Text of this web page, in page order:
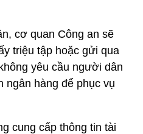
cơ quan Công an sẽ
triệu tập hoặc gửi qua
yêu cầu người dân
ngân hàng để phục vụ
cung cấp thông tin tài